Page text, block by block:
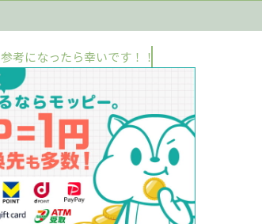
参考になったら幸いです！！